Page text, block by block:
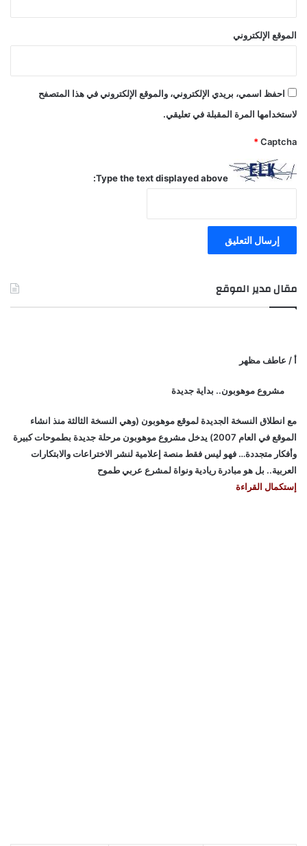
الموقع الإلكتروني
احفظ اسمي، بريدي الإلكتروني، والموقع الإلكتروني في هذا المتصفح
لاستخدامها المرة المقبلة في تعليقي.
Captcha
*
Type the text displayed above:
مقال مدير الموقع
أ / عاطف مظهر
مشروع موهوبون.. بداية جديدة
مع انطلاق النسخة الجديدة لموقع موهوبون (وهي النسخة الثالثة منذ انشاء
الموقع في العام 2007) يدخل مشروع موهوبون مرحلة جديدة بطموحات كبيرة
وأفكار متجددة… فهو ليس فقط منصة إعلامية لنشر الاختراعات والابتكارات
العربية.. بل هو مبادرة ريادية ونواة لمشرع عربي طموح
إستكمال القراءة